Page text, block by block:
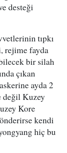
desteği
tıpkı
rejime fayda
bir silah
çıkan
ayda 2
değil Kuzey
Kore
kendi
hiç bu